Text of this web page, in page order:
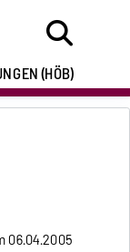
(HÖB)
06.04.2005